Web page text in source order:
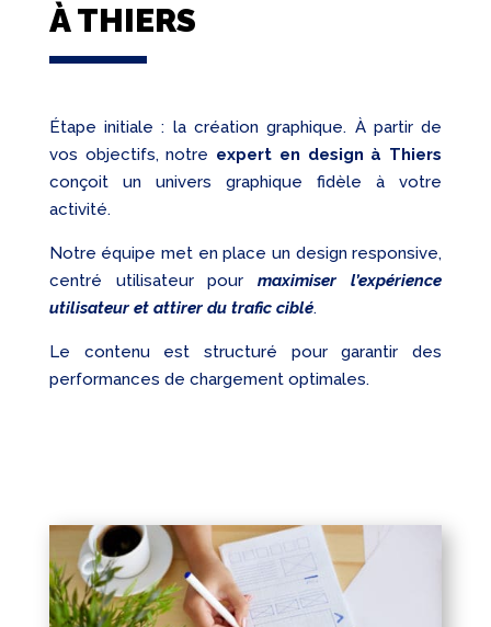
À THIERS
Étape initiale : la création graphique. À partir de
vos objectifs, notre expert en design à Thiers
conçoit un univers graphique fidèle à votre
activité.
Notre équipe met en place un design responsive,
centré utilisateur pourmaximiser l’expérience
utilisateur et attirer du trafic ciblé.
Le contenu est structuré pour garantir des
performances de chargement optimales.